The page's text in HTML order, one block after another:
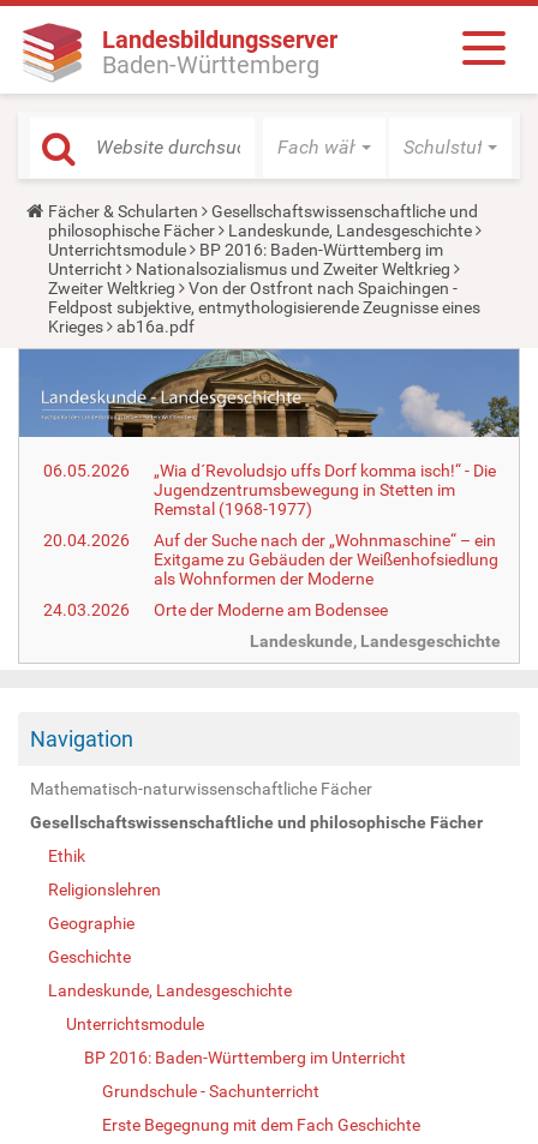
Landesbildungsserver
Baden-Württemberg
Fach wählen Schulstufe
Y
o
u
a
r
e
h
e
:
Fächer & Schularten
Gesellschaftswissenschaftliche und
philosophische Fächer
Landeskunde, Landesgeschichte
Unterrichtsmodule
BP 2016: Baden-Württemberg im
Unterricht
Nationalsozialismus und Zweiter Weltkrieg
Zweiter Weltkrieg
Von der Ostfront nach Spaichingen -
Feldpost subjektive, entmythologisierende Zeugnisse eines
Krieges
ab16a.pdf
06.05.2026
„Wia d´Revoludsjo uffs Dorf komma isch!“ - Die
Jugendzentrumsbewegung in Stetten im
Remstal (1968-1977)
20.04.2026
Auf der Suche nach der „Wohnmaschine“ – ein
Exitgame zu Gebäuden der Weißenhofsiedlung
als Wohnformen der Moderne
24.03.2026
Orte der Moderne am Bodensee
Landeskunde, Landesgeschichte
Navigation
Mathematisch-naturwissenschaftliche Fächer
Gesellschaftswissenschaftliche und philosophische Fächer
Ethik
Religionslehren
Geographie
Geschichte
Landeskunde, Landesgeschichte
Unterrichtsmodule
BP 2016: Baden-Württemberg im Unterricht
Grundschule - Sachunterricht
Erste Begegnung mit dem Fach Geschichte